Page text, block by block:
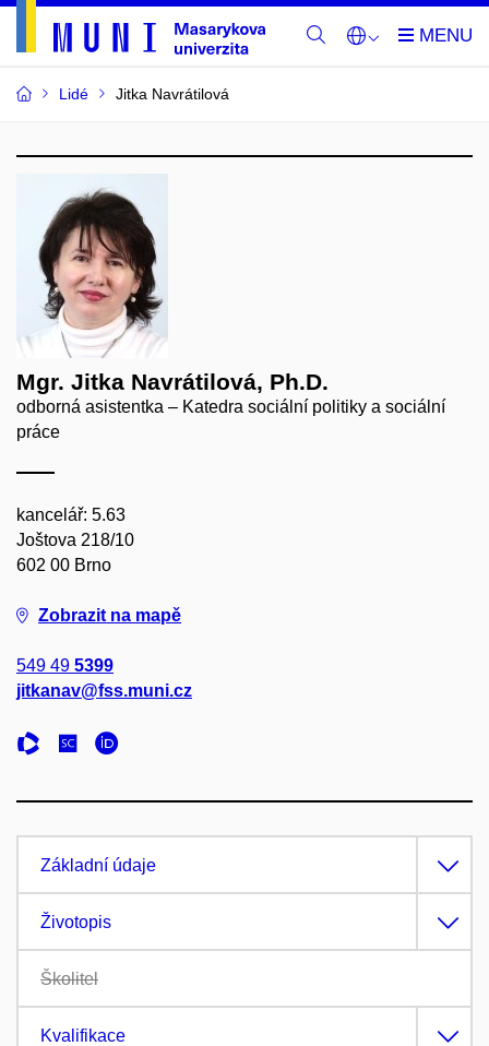
Lidé Jitka Navrátilová
Mgr. Jitka Navrátilová, Ph.D.
odborná asistentka – Katedra sociální politiky a sociální
práce
kancelář: 5.63
Joštova 218/10
602 00 Brno
Zobrazit na mapě
549 49 5399
jitkanav@fss.muni.cz
Základní údaje
Životopis
Školitel
Kvalifikace